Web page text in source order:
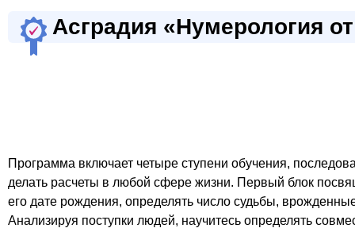
Асградия «Нумерология
Программа включает четыре ступени обучения,
делать расчеты в любой сфере жизни. Первый блок
его дате рождения, определять число судьбы,
Анализируя поступки людей, научитесь определять